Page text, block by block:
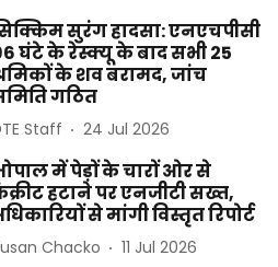
सुरंग हादसा: एनएचपीसी
घंटे के रेस्क्यू के बाद सभी 25
के शव बरामद, जांच
गठित
Staff 24 Jul 2026
में पेड़ों के चारों ओर से
हटाने पर एनजीटी सख्त,
से मांगी विस्तृत रिपोर्ट
Chacko 11 Jul 2026